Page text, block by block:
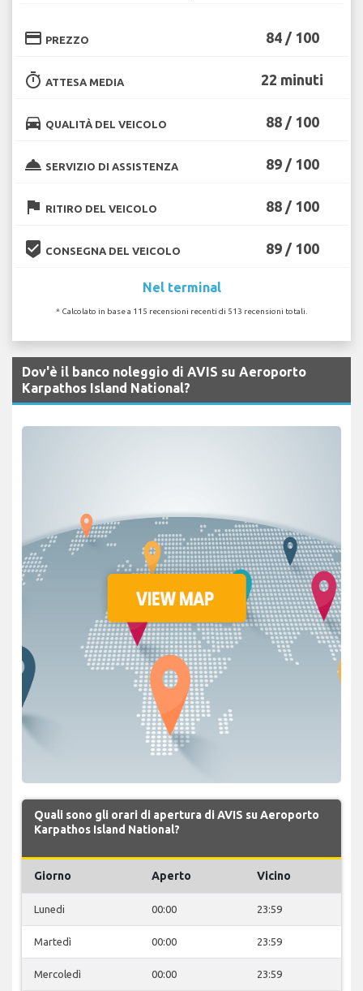
credit_card PREZZO 84 / 100
timer ATTESA MEDIA 22 minuti
directions_car QUALITÀ DEL VEICOLO 88 / 100
room_service SERVIZIO DI ASSISTENZA 89 / 100
flag RITIRO DEL VEICOLO 88 / 100
beenhere CONSEGNA DEL VEICOLO 89 / 100
Nel terminal
* Calcolato in base a 115 recensioni recenti di 513 recensioni totali.
Dov'è il banco noleggio di AVIS su Aeroporto
Karpathos Island National?
Quali sono gli orari di apertura di AVIS su Aeroporto
Karpathos Island National?
Giorno Aperto Vicino
Lunedi 00:00 23:59
Martedì 00:00 23:59
Mercoledì 00:00 23:59